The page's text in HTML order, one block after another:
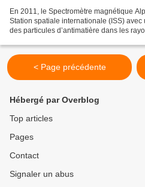
En 2011, le Spectromètre magnétique
Station spatiale internationale (ISS)
des particules d’antimatière dans les
< Page précédente
Hébergé par Overblog
Top articles
Pages
Contact
Signaler un abus